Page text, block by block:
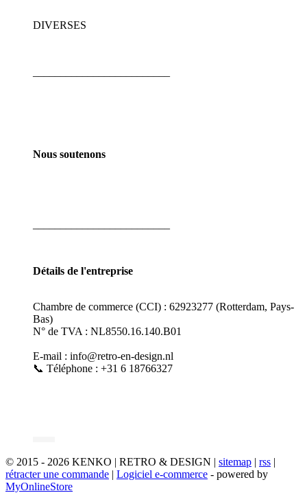
DIVERSES
Nous soutenons
Détails de l'entreprise
Chambre de commerce (CCI) : 62923277 (Rotterdam, Pays-
Bas)
N° de TVA : NL8550.16.140.B01
E-mail : info@retro-en-design.nl
📞 Téléphone : +31 6 18766327
© 2015 - 2026 KENKO | RETRO & DESIGN | sitemap | rss |
rétracter une commande | Logiciel e-commerce - powered by
MyOnlineStore